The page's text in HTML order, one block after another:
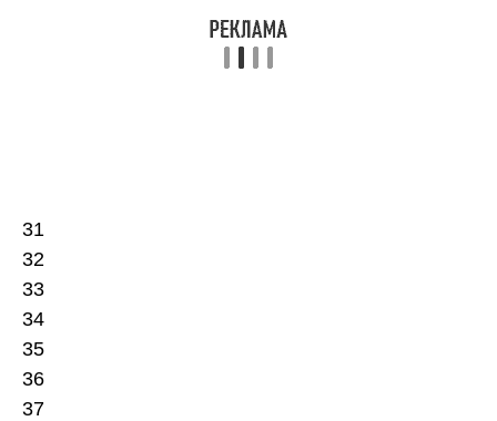
31
32
33
34
35
36
37